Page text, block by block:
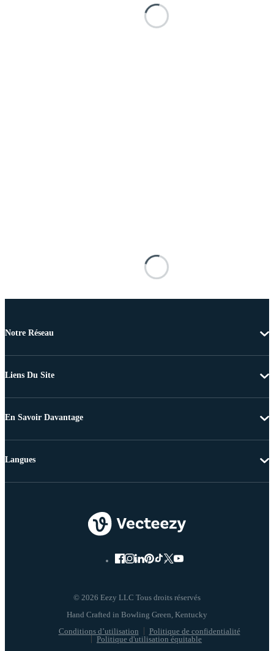
Notre Réseau
Liens Du Site
En Savoir Davantage
© 2026 Eezy LLC Tous droits réservés
Conditions d’utilisation
Politique de confidentialité
Politique d'utilisation équitable
Langues